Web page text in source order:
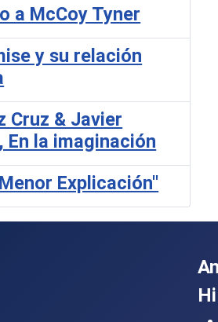
a McCoy Tyner
y su relación
Cruz & Javier
En la imaginación
Explicación''